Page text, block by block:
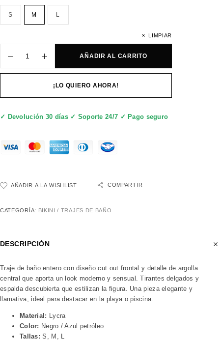
S M L
LIMPIAR
AÑADIR AL CARRITO
¡LO QUIERO AHORA!
✓ Devolución 30 días ✓ Soporte 24/7 ✓ Pago seguro
AÑADIR A LA WISHLIST COMPARTIR
CATEGORÍA: BIKINI / TRAJES DE BAÑO
DESCRIPCIÓN
Traje de baño entero con diseño cut out frontal y detalle de argolla
central que aporta un look moderno y sensual. Tirantes delgados y
espalda descubierta que estilizan la figura. Una pieza elegante y
llamativa, ideal para destacar en la playa o piscina.
Material: Lycra
Color: Negro / Azul petróleo
Tallas: S, M, L